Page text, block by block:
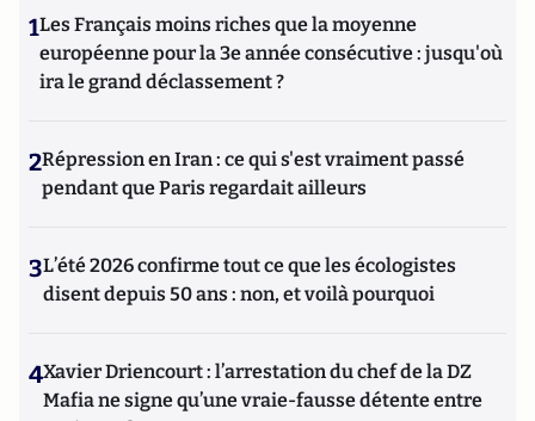
1Les Français moins riches que la moyenne
européenne pour la 3e année consécutive : jusqu'où
ira le grand déclassement ?
2Répression en Iran : ce qui s'est vraiment passé
pendant que Paris regardait ailleurs
3L’été 2026 confirme tout ce que les écologistes
disent depuis 50 ans : non, et voilà pourquoi
4Xavier Driencourt : l’arrestation du chef de la DZ
Mafia ne signe qu’une vraie-fausse détente entre